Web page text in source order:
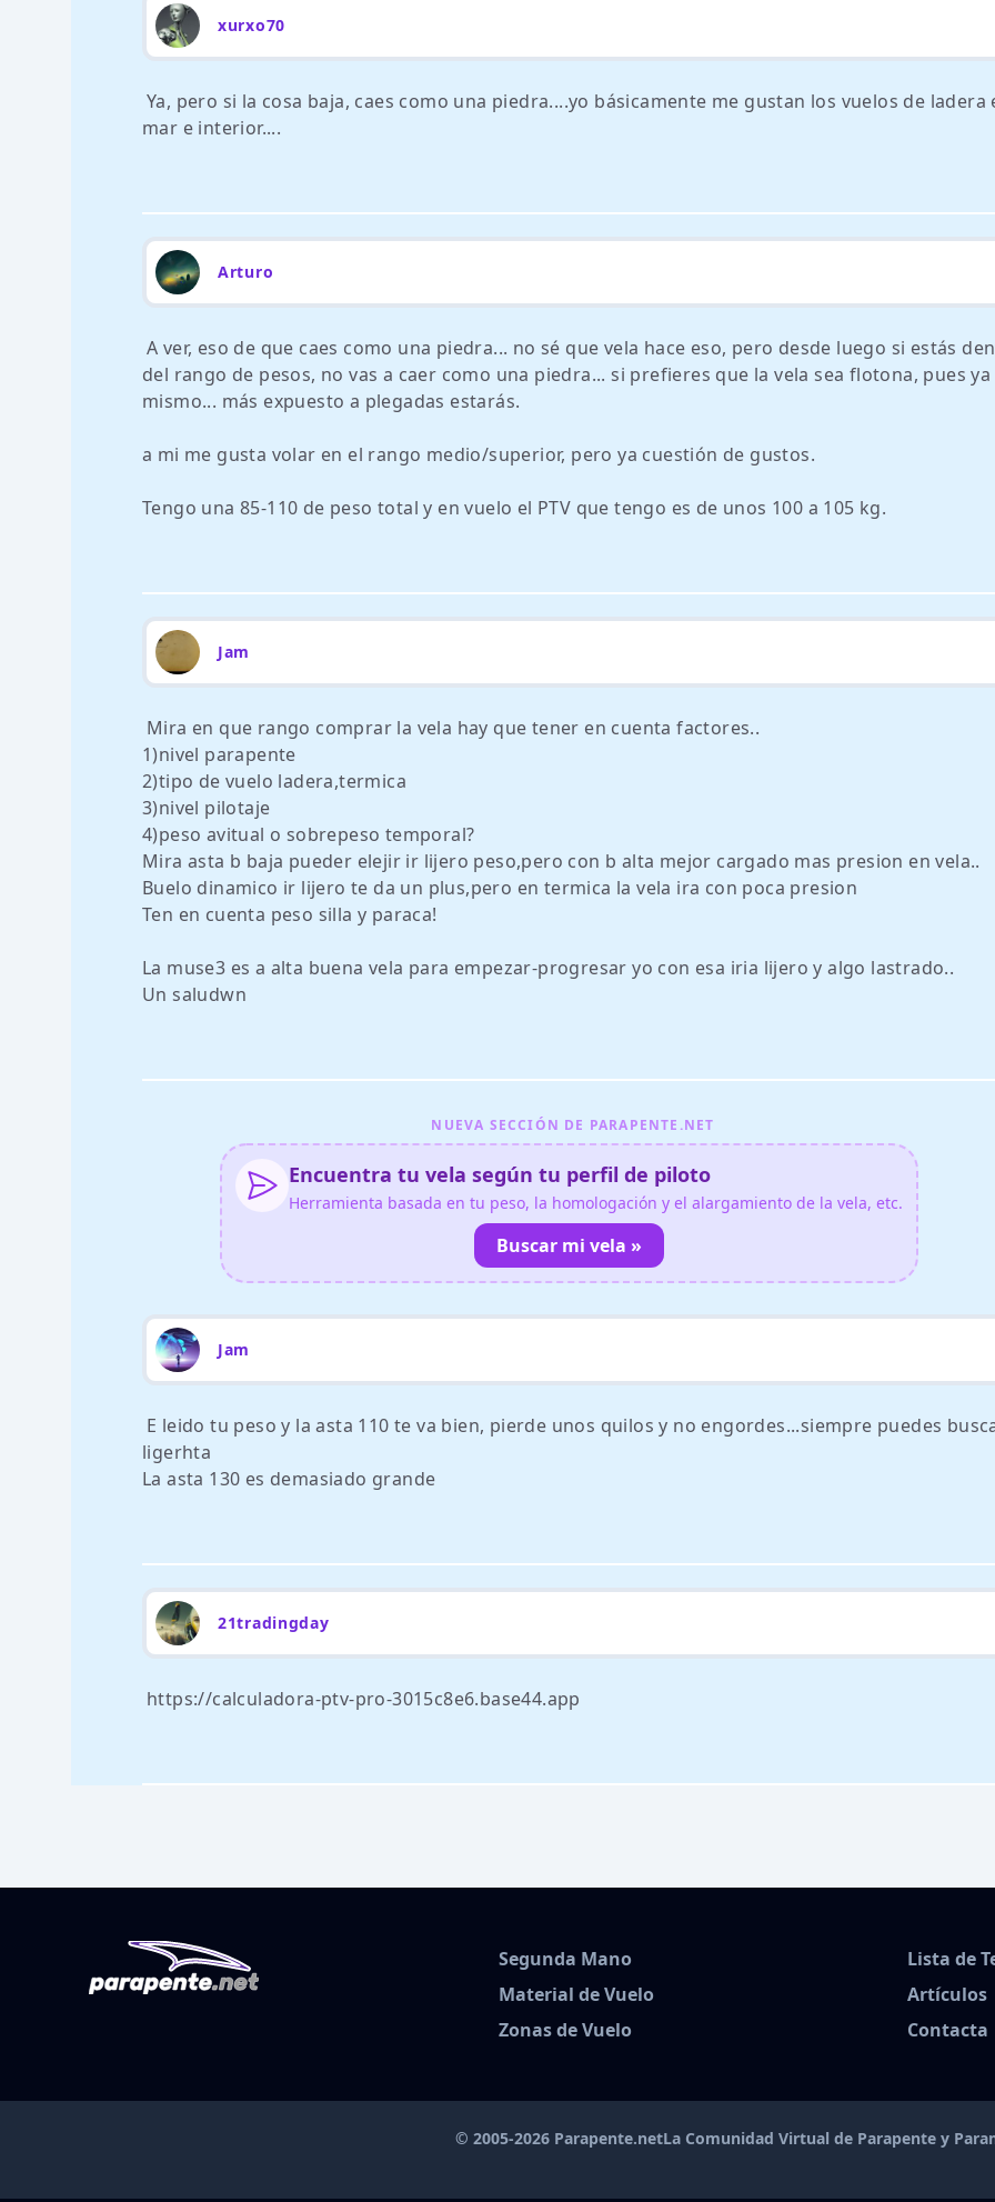
xurxo70
Ya, pero si la cosa baja, caes como una piedra....yo básicamente me gustan los vuelos de ladera
mar e interior....
Arturo
A ver, eso de que caes como una piedra... no sé que vela hace eso, pero desde luego si estás
del rango de pesos, no vas a caer como una piedra... si prefieres que la vela sea flotona, pues
mismo... más expuesto a plegadas estarás.
a mi me gusta volar en el rango medio/superior, pero ya cuestión de gustos.
Tengo una 85-110 de peso total y en vuelo el PTV que tengo es de unos 100 a 105 kg.
Jam
Mira en que rango comprar la vela hay que tener en cuenta factores..
1)nivel parapente
2)tipo de vuelo ladera,termica
3)nivel pilotaje
4)peso avitual o sobrepeso temporal?
Mira asta b baja pueder elejir ir lijero peso,pero con b alta mejor cargado mas presion en vela..
Buelo dinamico ir lijero te da un plus,pero en termica la vela ira con poca presion
Ten en cuenta peso silla y paraca!
La muse3 es a alta buena vela para empezar-progresar yo con esa iria lijero y algo lastrado..
Un saludwn
NUEVA SECCIÓN DE PARAPENTE.NET
Encuentra tu vela según tu perfil de piloto
Herramienta basada en tu peso, la homologación y el alargamiento de la vela, etc.
Buscar mi vela »
Jam
E leido tu peso y la asta 110 te va bien, pierde unos quilos y no engordes...siempre puedes
ligerhta
La asta 130 es demasiado grande
21tradingday
https://calculadora-ptv-pro-3015c8e6.base44.app
Segunda Mano
Material de Vuelo
Zonas de Vuelo
Lista de
Artículos
Contacta
© 2005-2026 Parapente.netLa Comunidad Virtual de Parapente y